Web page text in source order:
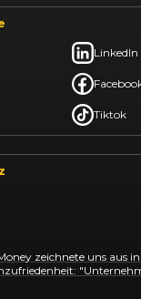
LinkedIn
Tiktok
zeichnete uns aus